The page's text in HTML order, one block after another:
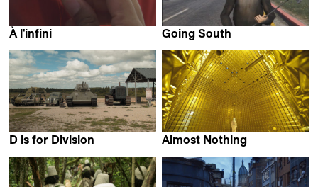
À l'infini
Going South
D is for Division
Almost Nothing
Manincor